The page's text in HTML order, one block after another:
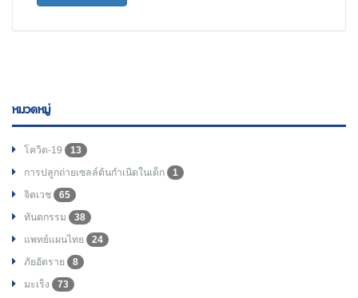
หมวดหมู่
โควิด-19
13
การปลูกถ่ายเซลล์ต้นกำเนิดในเด็ก
1
จิตเวช
65
ทันตกรรม
38
แพทย์แผนไทย
24
ภัยอัตราย
8
มะเร็ง
73